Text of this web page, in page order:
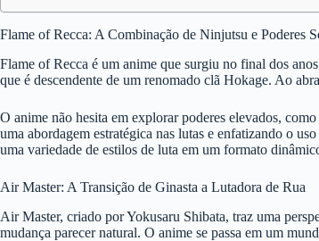
Flame of Recca: A Combinação de Ninjutsu e Poderes
Flame of Recca é um anime que surgiu no final dos
que é descendente de um renomado clã Hokage. Ao
O anime não hesita em explorar poderes elevados,
uma abordagem estratégica nas lutas e enfatizando o
uma variedade de estilos de luta em um formato
Air Master: A Transição de Ginasta a Lutadora de Rua
Air Master, criado por Yokusaru Shibata, traz uma
mudança parecer natural. O anime se passa em um